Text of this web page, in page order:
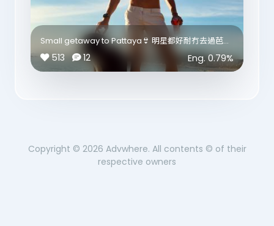
Small getaway to Pattaya👙 明星都好耐冇去過芭堤
雅 同我印象中好唔同 居然令我有少少諗起Vegas strip
513 12 Eng.0.79%
Copyright © 2026 Advwhere. All contents © of their
respective owners